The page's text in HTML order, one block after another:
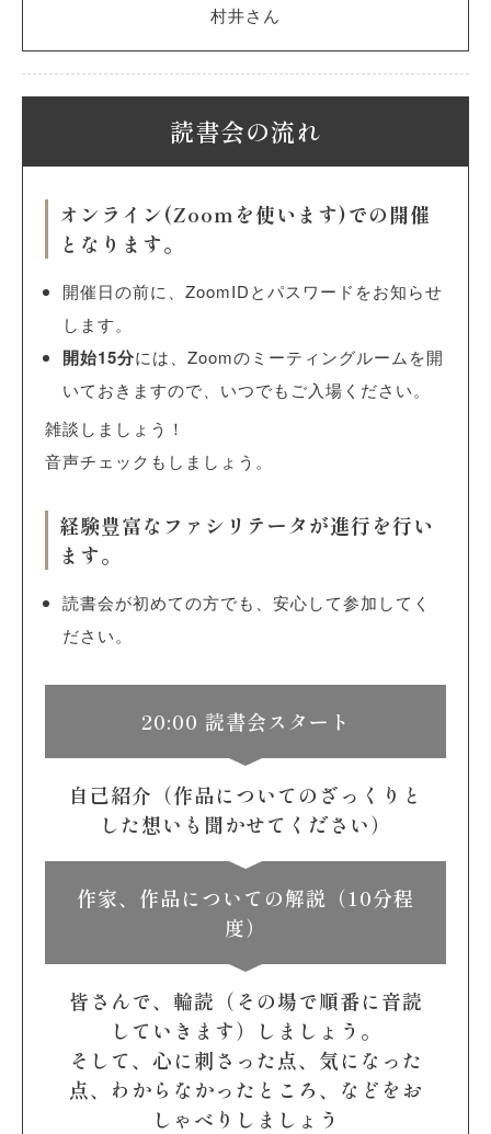
村井さん
読書会の流れ
オンライン(Zoomを使います)での開催
となります。
開催日の前に、ZoomIDとパスワードをお知らせ
します。
開始15分には、Zoomのミーティングルームを開
いておきますので、いつでもご入場ください。
雑談しましょう！
音声チェックもしましょう。
経験豊富なファシリテータが進行を行い
ます。
読書会が初めての方でも、安心して参加してく
ださい。
20:00 読書会スタート
自己紹介（作品についてのざっくりと
した想いも聞かせてください）
作家、作品についての解説（10分程
度）
皆さんで、輪読（その場で順番に音読
していきます）しましょう。
そして、心に刺さった点、気になった
点、わからなかったところ、などをお
しゃべりしましょう